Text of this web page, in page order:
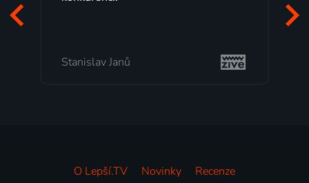
Milada Tomešová
O Lepší.TV Novinky
Recenze